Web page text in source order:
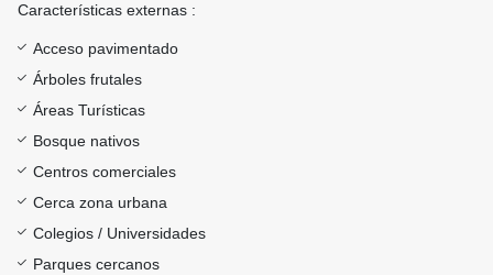
Características externas :
Acceso pavimentado
Árboles frutales
Áreas Turísticas
Bosque nativos
Centros comerciales
Cerca zona urbana
Colegios / Universidades
Parques cercanos